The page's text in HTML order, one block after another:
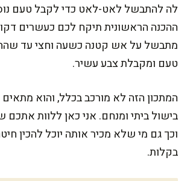
לה להתבשל לאט-לאט כדי לקבל טעם
ההכנה הראשונית תיקח לכם כעשרים
מתבשל על אש קטנה כשעה וחצי עד
טעם ומקבלת צבע עשיר.
המתכון הזה לא מורכב בכלל, והוא
בישול ביתי ומנחם. אני כאן ללוות
וכך גם מי שלא מכיר אותה יוכל להכין
בקלות.